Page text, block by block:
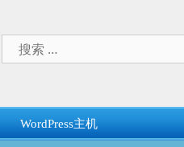
索：
WordPress主机